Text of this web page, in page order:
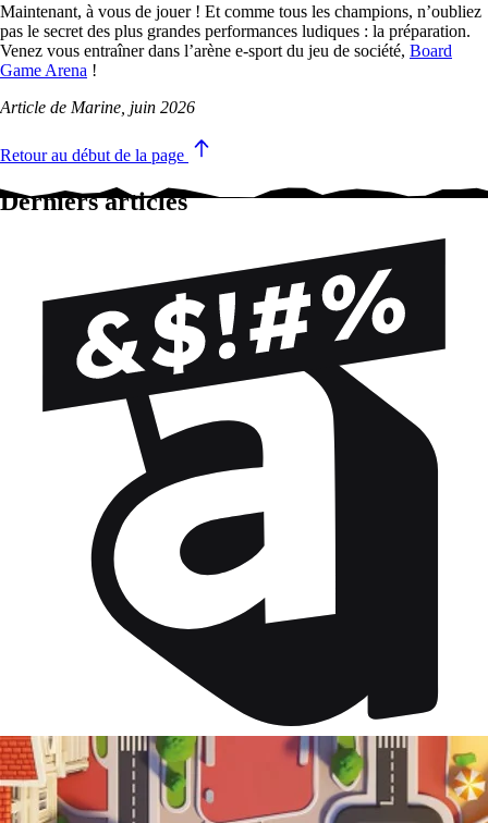
Maintenant, à vous de jouer ! Et comme tous les champions, n’oubliez
pas le secret des plus grandes performances ludiques : la préparation.
Venez vous entraîner dans l’arène e-sport du jeu de société, Board
Game Arena !
Article de Marine, juin 2026
Retour au début de la page
Derniers articles